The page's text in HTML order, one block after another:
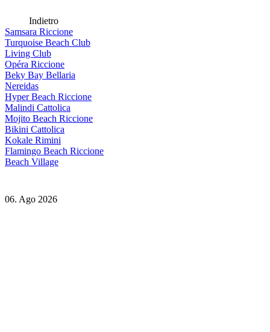
Indietro
Samsara Riccione
Turquoise Beach Club
Living Club
Opéra Riccione
Beky Bay Bellaria
Nereidas
Hyper Beach Riccione
Malindi Cattolica
Mojito Beach Riccione
Bikini Cattolica
Kokale Rimini
Flamingo Beach Riccione
Beach Village
06. Ago 2026